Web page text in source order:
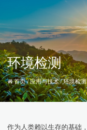
环境检测
首页/应用与技术/环境检测
作为人类赖以生存的基础